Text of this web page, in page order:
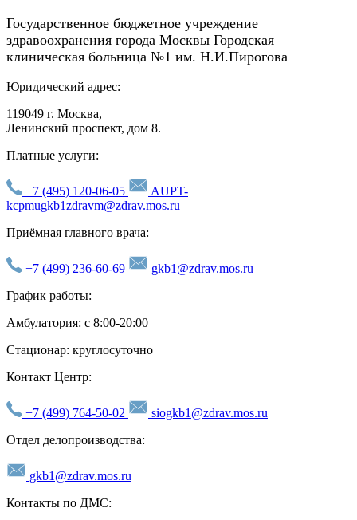
Государственное бюджетное учреждение
здравоохранения города Москвы Городская
клиническая больница №1 им. Н.И.Пирогова
Юридический адрес:
119049 г. Москва,
Ленинский проспект, дом 8.
Платные услуги:
+7 (495) 120-06-05
AUPT-
kcpmugkb1zdravm@zdrav.mos.ru
Приёмная главного врача:
+7 (499) 236-60-69
gkb1@zdrav.mos.ru
График работы:
Амбулатория: с 8:00-20:00
Стационар: круглосуточно
Контакт Центр:
+7 (499) 764-50-02
siogkb1@zdrav.mos.ru
Отдел делопроизводства:
gkb1@zdrav.mos.ru
Контакты по ДМС: